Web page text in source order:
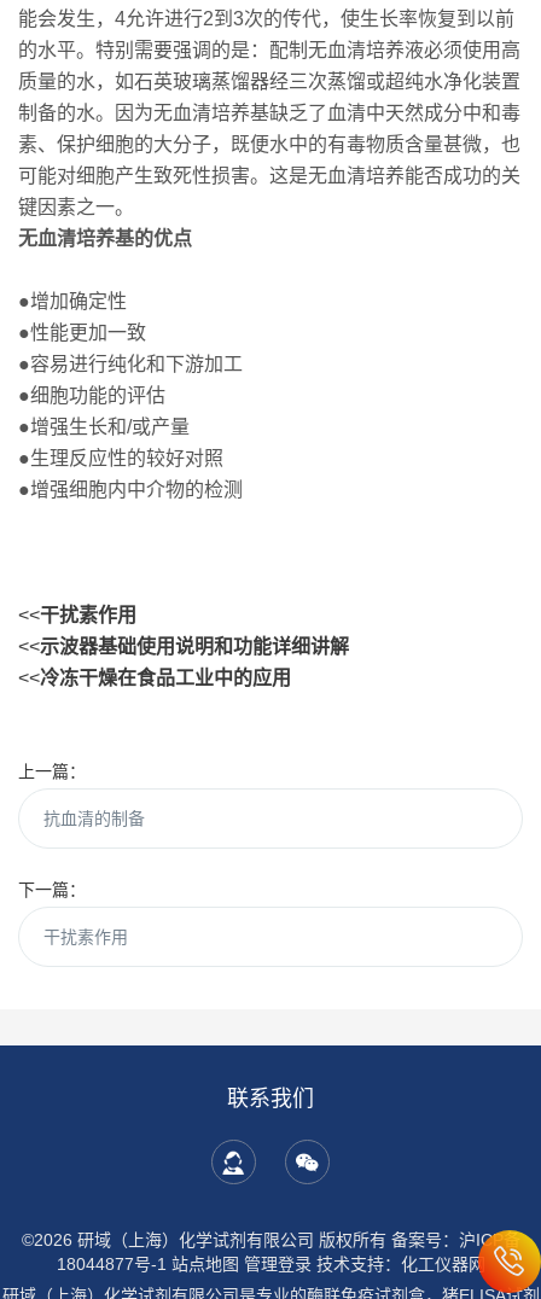
能会发生，4允许进行2到3次的传代，使生长率恢复到以前
的水平。特别需要强调的是：配制无血清培养液必须使用高
质量的水，如石英玻璃蒸馏器经三次蒸馏或超纯水净化装置
制备的水。因为无血清培养基缺乏了血清中天然成分中和毒
素、保护细胞的大分子，既便水中的有毒物质含量甚微，也
可能对细胞产生致死性损害。这是无血清培养能否成功的关
键因素之一。
无血清培养基的优点
●增加确定性
●性能更加一致
●容易进行纯化和下游加工
●细胞功能的评估
●增强生长和/或产量
●生理反应性的较好对照
●增强细胞内中介物的检测
<<干扰素作用
<<示波器基础使用说明和功能详细讲解
<<冷冻干燥在食品工业中的应用
上一篇：
抗血清的制备
下一篇：
干扰素作用
联系我们
©2026 研域（上海）化学试剂有限公司 版权所有 备案号：沪ICP备
18044877号-1 站点地图 管理登录技术支持： 化工仪器网